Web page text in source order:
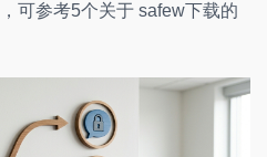
可参考5个关于 safew下载的